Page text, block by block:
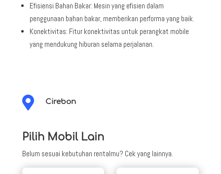
Efisiensi Bahan Bakar: Mesin yang efisien dalam
penggunaan bahan bakar, memberikan performa yang baik.
Konektivitas: Fitur konektivitas untuk perangkat mobile
yang mendukung hiburan selama perjalanan.
 Cirebon
Pilih Mobil Lain
Belum sesuai kebutuhan rentalmu? Cek yang lainnya.